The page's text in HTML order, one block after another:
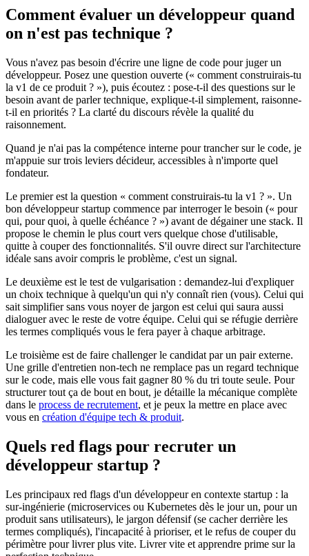
Comment évaluer un développeur quand
on n'est pas technique ?
Vous n'avez pas besoin d'écrire une ligne de code pour juger un
développeur. Posez une question ouverte (« comment construirais-tu
la v1 de ce produit ? »), puis écoutez : pose-t-il des questions sur le
besoin avant de parler technique, explique-t-il simplement, raisonne-
t-il en priorités ? La clarté du discours révèle la qualité du
raisonnement.
Quand je n'ai pas la compétence interne pour trancher sur le code, je
m'appuie sur trois leviers décideur, accessibles à n'importe quel
fondateur.
Le premier est la question « comment construirais-tu la v1 ? ». Un
bon développeur startup commence par interroger le besoin (« pour
qui, pour quoi, à quelle échéance ? ») avant de dégainer une stack. Il
propose le chemin le plus court vers quelque chose d'utilisable,
quitte à couper des fonctionnalités. S'il ouvre direct sur l'architecture
idéale sans avoir compris le problème, c'est un signal.
Le deuxième est le test de vulgarisation : demandez-lui d'expliquer
un choix technique à quelqu'un qui n'y connaît rien (vous). Celui qui
sait simplifier sans vous noyer de jargon est celui qui saura aussi
dialoguer avec le reste de votre équipe. Celui qui se réfugie derrière
les termes compliqués vous le fera payer à chaque arbitrage.
Le troisième est de faire challenger le candidat par un pair externe.
Une grille d'entretien non-tech ne remplace pas un regard technique
sur le code, mais elle vous fait gagner 80 % du tri toute seule. Pour
structurer tout ça de bout en bout, je détaille la mécanique complète
dans le process de recrutement, et je peux la mettre en place avec
vous en création d'équipe tech & produit.
Quels red flags pour recruter un
développeur startup ?
Les principaux red flags d'un développeur en contexte startup : la
sur-ingénierie (microservices ou Kubernetes dès le jour un, pour un
produit sans utilisateurs), le jargon défensif (se cacher derrière les
termes compliqués), l'incapacité à prioriser, et le refus de couper du
périmètre pour livrer plus vite. Livrer vite et apprendre prime sur la